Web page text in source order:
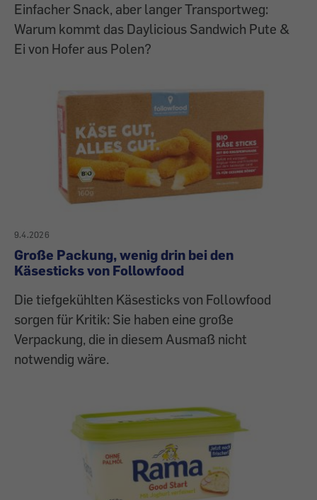
Einfacher Snack, aber langer Transportweg:
Warum kommt das Daylicious Sandwich Pute &
Ei von Hofer aus Polen?
9.4.2026
Große Packung, wenig drin bei den
Käsesticks von Followfood
Die tiefgekühlten Käsesticks von Followfood
sorgen für Kritik: Sie haben eine große
Verpackung, die in diesem Ausmaß nicht
notwendig wäre.